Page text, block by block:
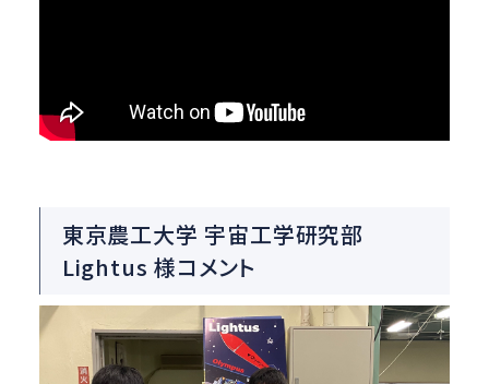
東京農工大学 宇宙工学研究部
Lightus 様コメント